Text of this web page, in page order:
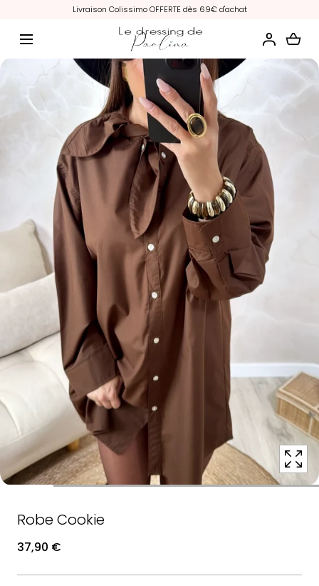
ALLER AU CONTENULivraison Colissimo OFFERTE dès 69€ d'achat
Chargement...
Média
ouvert
position
dans
contextuelle
Robe Cookie
37,90 €